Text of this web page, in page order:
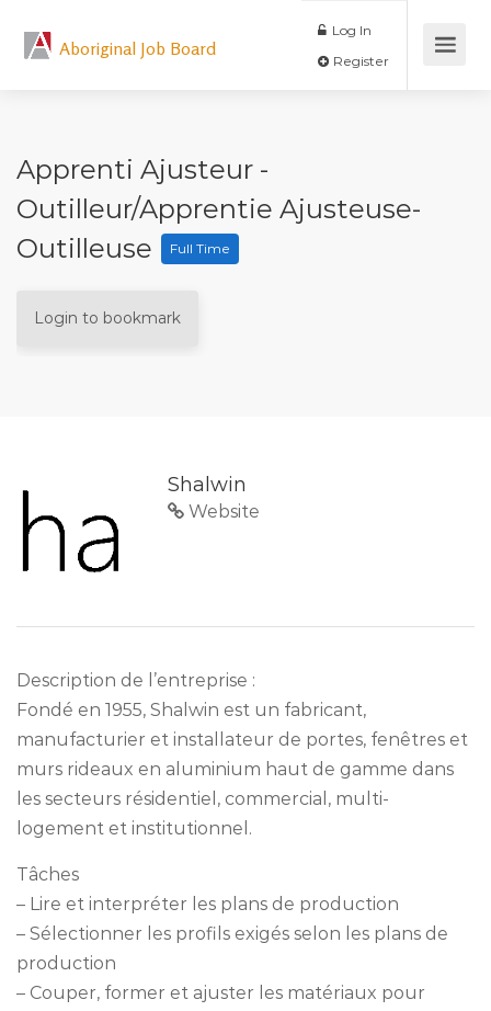
Aboriginal Job Board
Log In
Apprenti Ajusteur -
Outilleur/apprentie Ajusteuse-
Outilleuse
Full Time
Login to bookmark
Shalwin
Website
Description de l’entreprise :
Fondé en 1955, Shalwin est un fabricant,
manufacturier et installateur de portes, fenêtres et
murs rideaux en aluminium haut de gamme dans
les secteurs résidentiel, commercial, multi-
logement et institutionnel.
Tâches
– Lire et interpréter les plans de production
– Sélectionner les profils exigés selon les plans de
production
– Couper, former et ajuster les matériaux pour